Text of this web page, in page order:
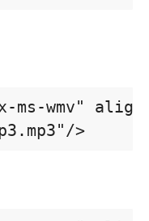
x-ms-wmv"
>